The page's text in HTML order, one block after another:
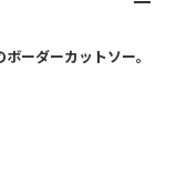
ーダーカットソー。